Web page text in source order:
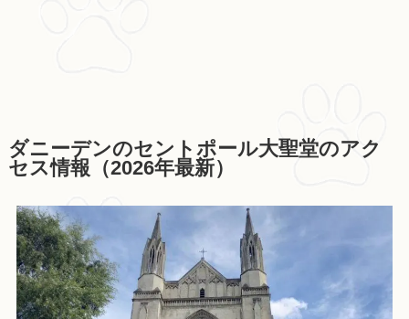
ダニーデンのセントポール大聖堂のアク
セス情報（2026年最新）